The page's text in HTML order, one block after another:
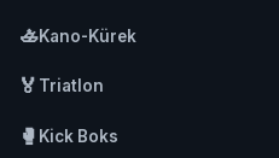
🚣Kano-Kürek
🏅 Triatlon
🥊 Kick Boks